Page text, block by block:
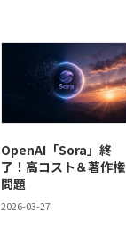
OpenAI「Sora」終
了！高コスト＆著作権
問題
2026-03-27